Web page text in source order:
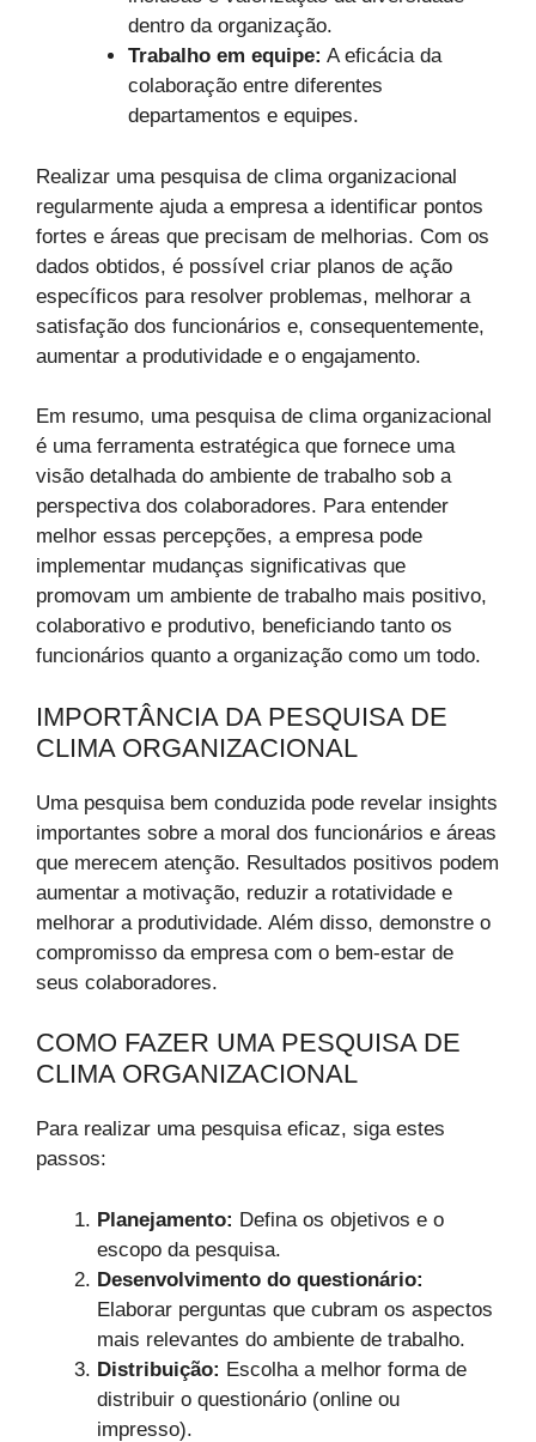
dentro da organização.
Trabalho em equipe: A eficácia da
colaboração entre diferentes
departamentos e equipes.
Realizar uma pesquisa de clima organizacional
regularmente ajuda a empresa a identificar pontos
fortes e áreas que precisam de melhorias. Com os
dados obtidos, é possível criar planos de ação
específicos para resolver problemas, melhorar a
satisfação dos funcionários e, consequentemente,
aumentar a produtividade e o engajamento.
Em resumo, uma pesquisa de clima organizacional
é uma ferramenta estratégica que fornece uma
visão detalhada do ambiente de trabalho sob a
perspectiva dos colaboradores. Para entender
melhor essas percepções, a empresa pode
implementar mudanças significativas que
promovam um ambiente de trabalho mais positivo,
colaborativo e produtivo, beneficiando tanto os
funcionários quanto a organização como um todo.
IMPORTÂNCIA DA PESQUISA DE
CLIMA ORGANIZACIONAL
Uma pesquisa bem conduzida pode revelar insights
importantes sobre a moral dos funcionários e áreas
que merecem atenção. Resultados positivos podem
aumentar a motivação, reduzir a rotatividade e
melhorar a produtividade. Além disso, demonstre o
compromisso da empresa com o bem-estar de
seus colaboradores.
COMO FAZER UMA PESQUISA DE
CLIMA ORGANIZACIONAL
Para realizar uma pesquisa eficaz, siga estes
passos:
Planejamento: Defina os objetivos e o
escopo da pesquisa.
Desenvolvimento do questionário:
Elaborar perguntas que cubram os aspectos
mais relevantes do ambiente de trabalho.
Distribuição: Escolha a melhor forma de
distribuir o questionário (online ou
impresso).